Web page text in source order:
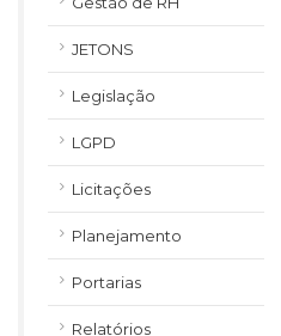
JETONS
Legislação
LGPD
Licitações
Planejamento
Portarias
Relatórios